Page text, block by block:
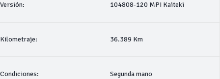
Versión: 104808-120 MPI Kaiteki
Kilometraje: 36.389 Km
Condiciones: Segunda mano